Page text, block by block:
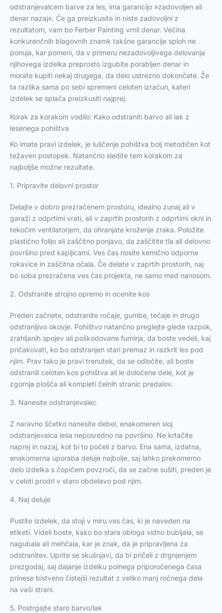
odstranjevalcem barve za les, ima garancijo »zadovoljen ali
denar nazaj«. Če ga preizkusite in niste zadovoljni z
rezultatom, vam bo Ferber Painting vrnil denar. Večina
konkurenčnih blagovnih znamk takšne garancije sploh ne
ponuja, kar pomeni, da v primeru nezadovoljivega delovanja
njihovega izdelka preprosto izgubite porabljen denar in
morate kupiti nekaj drugega, da delo ustrezno dokončate. Že
ta razlika sama po sebi spremeni celoten izračun, kateri
izdelek se splača preizkusiti najprej.
Korak za korakom vodilo: Kako odstraniti barvo ali lak z
lesenega pohištva
Ko imate pravi izdelek, je luščenje pohištva bolj metodičen kot
težaven postopek. Natančno sledite tem korakom za
najboljše možne rezultate.
1. Pripravite delovni prostor
Delajte v dobro prezračenem prostoru, idealno zunaj ali v
garaži z odprtimi vrati, ali v zaprtih prostorih z odprtimi okni in
tekočim ventilatorjem, da ohranjate kroženje zraka. Položite
plastično folijo ali zaščitno ponjavo, da zaščitite tla ali delovno
površino pred kapljicami. Ves čas nosite kemično odporne
rokavice in zaščitna očala. Če delate v zaprtih prostorih, naj
bo soba prezračena ves čas projekta, ne samo med nanosom.
2. Odstranite strojno opremo in ocenite kos
Preden začnete, odstranite ročaje, gumbe, tečaje in drugo
odstranljivo okovje. Pohištvo natančno preglejte glede razpok,
zrahljanih spojev ali poškodovane furnirja, da boste vedeli, kaj
pričakovati, ko bo odstranjen stari premaz in razkrit les pod
njim. Prav tako je pravi trenutek, da se odločite, ali boste
odstranili celoten kos pohištva ali le določene dele, kot je
zgornja plošča ali kompleti čelnih stranic predalov.
3. Nanesite odstranjevalec
Z naravno ščetko nanesite debel, enakomeren sloj
odstranjevalca lesa neposredno na površino. Ne krtačite
naprej in nazaj, kot bi to počeli z barvo. Ena sama, izdatna,
enakomerna uporaba deluje najbolje, saj lahko prekomerno
delo izdelka s čopičem povzroči, da se začne sušiti, preden je
v celoti prodrl v staro obdelavo pod njim.
4. Naj deluje
Pustite izdelek, da stoji v miru ves čas, ki je naveden na
etiketi. Videli boste, kako bo stara obloga vidno bubljala, se
nagubala ali mehčala, kar je znak, da je pripravljena za
odstranitev. Uprite se skušnjavi, da bi pričeli z drgnjenjem
prezgodaj, saj dajanje izdelku polnega priporočenega časa
prinese bistveno čistejši rezultat z veliko manj ročnega dela
na vaši strani.
5. Postrgajte staro barvo/lak